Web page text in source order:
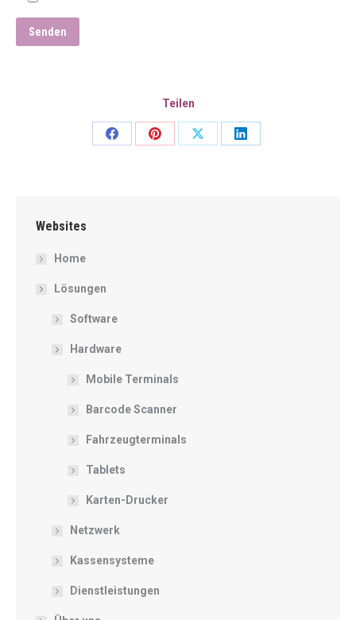
Teilen
Share
Share
Share
Share
Websites
Home
Lösungen
Software
Hardware
Mobile Terminals
Barcode Scanner
Fahrzeugterminals
Tablets
Karten-Drucker
Netzwerk
Kassensysteme
Dienstleistungen